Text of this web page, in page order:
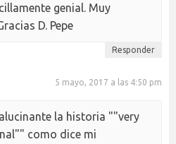
genial. Muy
D. Pepe
Responder
5 mayo, 2017 a las 4:50 pm
la historia ""very
como dice mi